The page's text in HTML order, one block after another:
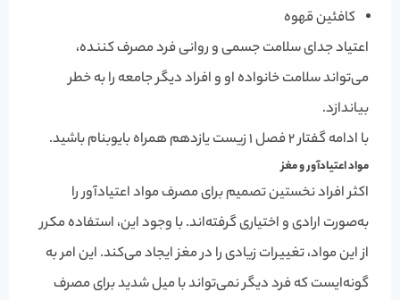
کافئین قهوه
اعتیاد جدای سلامت جسمی و روانی فرد مصرف کننده،
می‌تواند سلامت خانواده او و افراد دیگر جامعه را به خطر
بیاندازد.
با ادامه گفتار 2 فصل 1 زیست یازدهم همراه بایوبنام باشید.
مواد اعتیادآور و مغز
اکثر افراد نخستین تصمیم برای مصرف مواد اعتیادآور را
به‌صورت ارادی و اختیاری گرفته‌اند. با وجود این، استفاده مکرر
از این مواد، تغییرات زیادی را در مغز ایجاد می‌کند. این امر به
گونه‌ایست که فرد دیگر نمی‌تواند با میل شدید برای مصرف